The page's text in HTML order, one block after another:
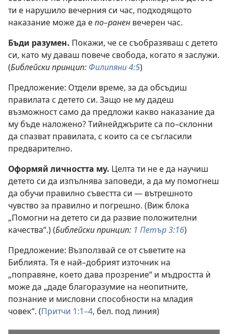
ти е нарушило вечерния си час, подходящото
наказание може да е по–ранен вечерен час.
Бъди разумен. Покажи, че се съобразяваш с детето
си, като му даваш повече свобода, когато я заслужи.
(Библейски принцип: Филипяни 4:5)
Предложение: Отдели време, за да обсъдиш
правилата с детето си. Защо не му дадеш
възможност само да предложи какво наказание да
му бъде наложено? Тийнейджърите са по–склонни
да спазват правилата, с които са се съгласили
предварително.
Оформяй личността му. Целта ти не е да научиш
детето си да изпълнява заповеди, а да му помогнеш
да обучи правилно съвестта си — вътрешното
чувство за правилно и погрешно. (Виж блока
„Помогни на детето си да развие положителни
качества“.) (Библейски принцип: 1 Петър 3:16)
Предложение: Възползвай се от съветите на
Библията. Тя е най–добрият източник на
„поправяне, което дава прозрение“ и мъдростта ѝ
може да „даде благоразумие на неопитните,
познание и мисловни способности на младия
човек“. (Притчи 1:1–4, бел. под линия)